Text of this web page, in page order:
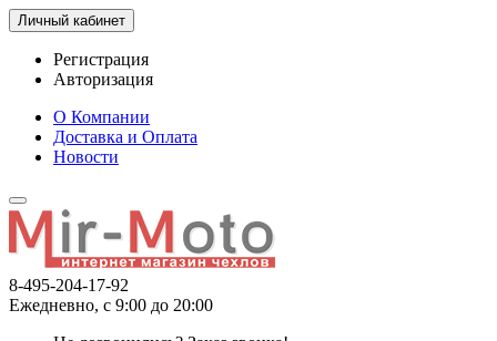
Личный кабинет
Регистрация
Авторизация
О Компании
Доставка и Оплата
Новости
8-495-204-17-92
Ежедневно, с 9:00 до 20:00